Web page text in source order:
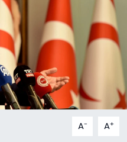
A- A+